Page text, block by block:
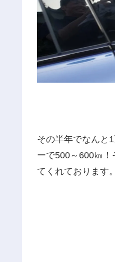
その半年でなんと
ーで500～600㎞
てくれております